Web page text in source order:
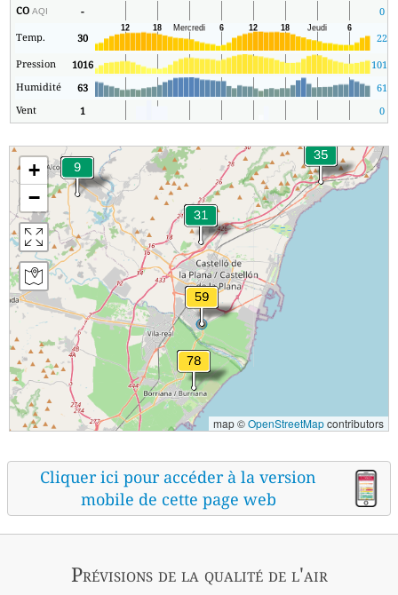
COAQI -
0
Temp.
30
22
Pression
1016 1015
Humidité
63
61
Vent
1 0
+
−
map ©OpenStreetMapcontributors
Cliquer ici pour accéder à la version
mobile de cette page web
Prévisionsde la qualité de l'air